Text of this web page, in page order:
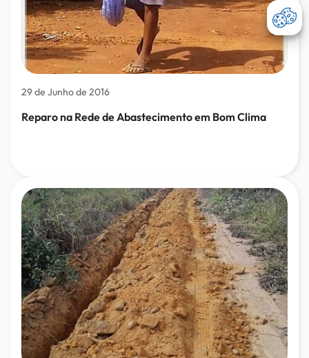
29 de Junho de 2016
Reparo na Rede de Abastecimento em Bom Clima